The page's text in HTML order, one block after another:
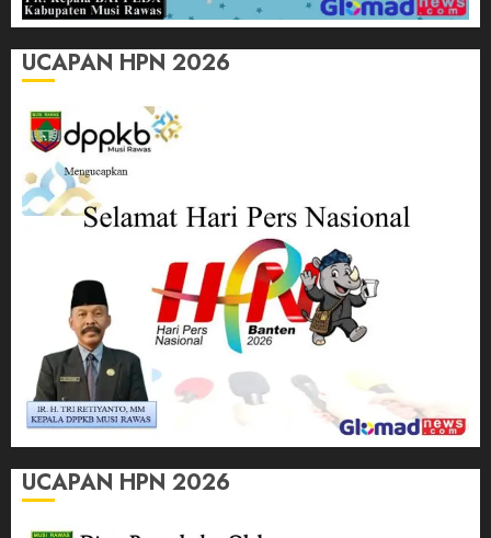
UCAPAN HPN 2026
UCAPAN HPN 2026